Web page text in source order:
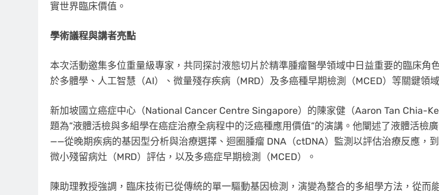
實世界臨床價值。
學術議程與講者亮點
本次活動邀集多位重量級專家，共同探討液態切片於精準腫瘤醫學領域中日益重要的臨床角
於多體學、人工智慧（AI）、微量殘存疾病（MRD）及多癌種早期檢測（MCED）等關鍵領域
新加坡國立癌症中心（National Cancer Centre Singapore）的陳家健（Aaron Tan Chia-
題為”液體活檢與多組學在癌症治療全病程中的泛癌種應用價值”的演講。他闡述了液體活檢
——從晚期疾病的基因型分析與治療選擇、迴圈腫瘤 DNA（ctDNA）監測以評估治療反應，
微小殘留病灶（MRD）評估，以及多癌症早期檢測（MCED）。
陳助理教授強調，臨床技術已從傳統的單一驅動基因檢測，演變為整合的多組學方法，從而